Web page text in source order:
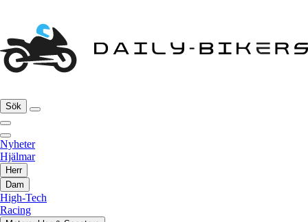
Sök
Nyheter
Hjälmar
Herr
Dam
High-Tech
Racing